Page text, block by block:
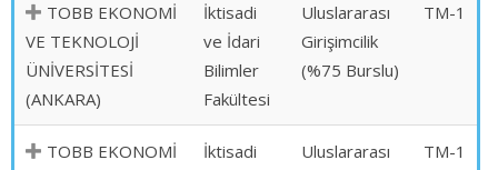
TOBB EKONOMİ
VE TEKNOLOJİ
ÜNİVERSİTESİ
(ANKARA)
İktisadi
ve İdari
Bilimler
Fakültesi
Uluslararası
Girişimcilik
(%75 Burslu)
TM-1
TOBB EKONOMİ
İktisadi
Uluslararası
TM-1